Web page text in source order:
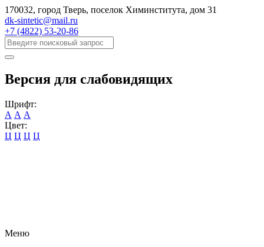
170032, город Тверь, поселок Химинститута, дом 31
dk-sintetic@mail.ru
+7 (4822) 53-20-86
Версия для слабовидящих
Шрифт:
А А А
Цвет:
Ц Ц Ц Ц
Меню